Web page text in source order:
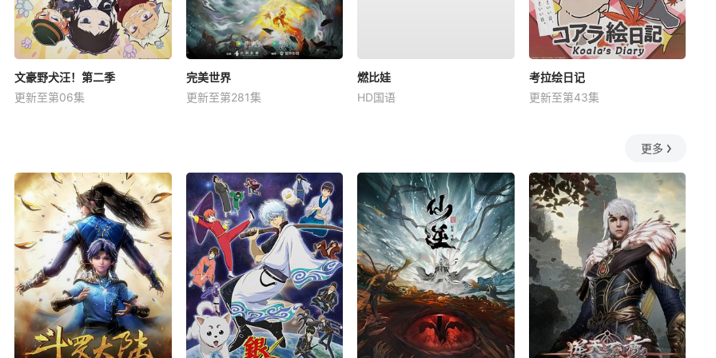
文豪野犬汪！第二季
更新至第06集
完美世界
更新至第281集
燃比娃
HD国语
考拉绘日记
更新至第43集
更多